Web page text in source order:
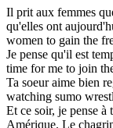
Il prit aux femmes
qu'elles ont
women to gain the
Je pense qu'il est
time for me to join
Ta soeur aime bien
watching sumo
Et ce soir, je pense à
Amérique. Le